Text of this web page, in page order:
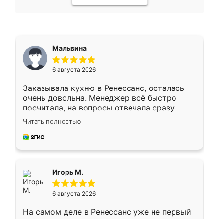
Мальвина
6 августа 2026
Заказывала кухню в Ренессанс, осталась
очень довольна. Менеджер всё быстро
посчитала, на вопросы отвечала сразу.
Замерщик приехал в субботу, подошёл к
делу со всей ответственностью. Собрали
за день, ребята работали аккуратно, даже
Читать полностью
Игорь М.
6 августа 2026
На самом деле в Ренессанс уже не первый